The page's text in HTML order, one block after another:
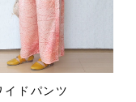
ドパンツ